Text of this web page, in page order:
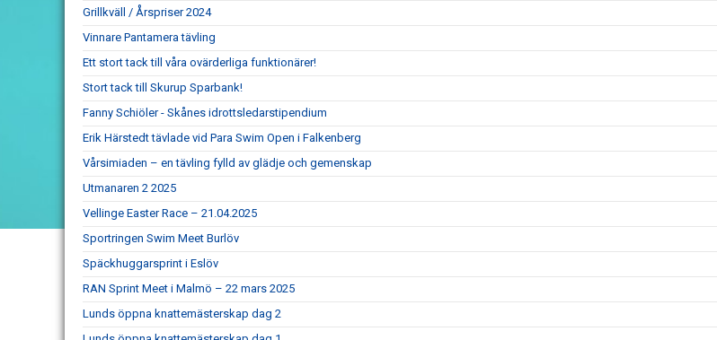
Grillkväll / Årspriser 2024
Vinnare Pantamera tävling
Ett stort tack till våra ovärderliga funktionärer!
Stort tack till Skurup Sparbank!
Fanny Schiöler - Skånes idrottsledarstipendium
Erik Härstedt tävlade vid Para Swim Open i Falkenberg
Vårsimiaden – en tävling fylld av glädje och gemenskap
Utmanaren 2 2025
Vellinge Easter Race – 21.04.2025
Sportringen Swim Meet Burlöv
Späckhuggarsprint i Eslöv
RAN Sprint Meet i Malmö – 22 mars 2025
Lunds öppna knattemästerskap dag 2